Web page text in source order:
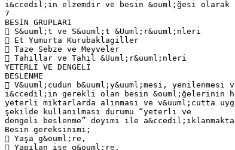
i&ccedil;in elzemdir ve besin &ouml;ğesi
7
BESİN GRUPLARI
 S&uuml;t ve S&uuml;t &Uuml;r&uuml;nleri
 Et Yumurta Kurubaklagiller
 Taze Sebze ve Meyveler
 Tahıllar ve Tahıl &Uuml;r&uuml;nleri
YETERLİ VE DENGELİ
BESLENME
 V&uuml;cudun b&uuml;y&uuml;mesi, yenilenmesi
i&ccedil;in gerekli olan besin &ouml;ğelerinin
yeterli miktarlarda alınması ve v&uuml;cutta
şekilde kullanılması durumu “yeterli ve
dengeli beslenme” deyimi ile
Besin gereksinimi;
 Yaşa g&ouml;re,
 Yapılan işe g&ouml;re,